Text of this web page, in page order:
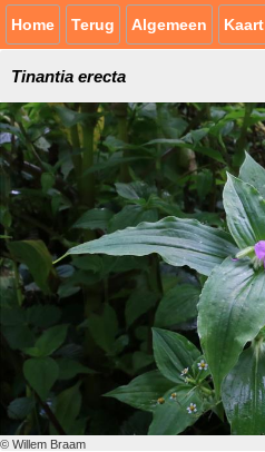
Home Terug Algemeen Kaart
Tinantia erecta
© Willem Braam